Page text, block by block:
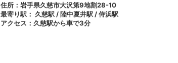
住所：岩手県久慈市大沢第9地割28-10
最寄り駅： 久慈駅 / 陸中夏井駅 / 侍浜駅
アクセス：久慈駅から車で3分